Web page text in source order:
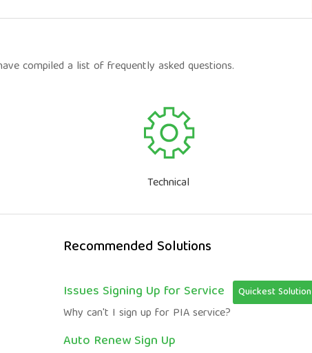
compiled a list of frequently asked questions.
Technical
Recommended Solutions
Issues Signing Up for Service Quickest Solution
Why can't I sign up for PIA service?
Auto Renew Sign Up